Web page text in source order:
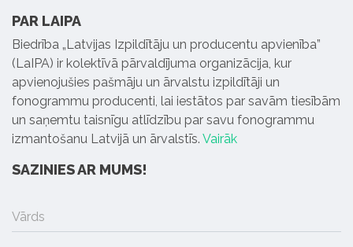
PAR LAIPA
Biedrība „Latvijas Izpildītāju un producentu apvienība”
(LaIPA) ir kolektīvā pārvaldījuma organizācija, kur
apvienojušies pašmāju un ārvalstu izpildītāji un
fonogrammu producenti, lai iestātos par savām tiesībām
un saņemtu taisnīgu atlīdzību par savu fonogrammu
izmantošanu Latvijā un ārvalstīs. Vairāk
SAZINIES AR MUMS!
Vārds